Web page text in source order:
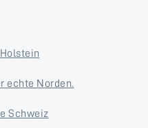
echte Norden.
Schweiz